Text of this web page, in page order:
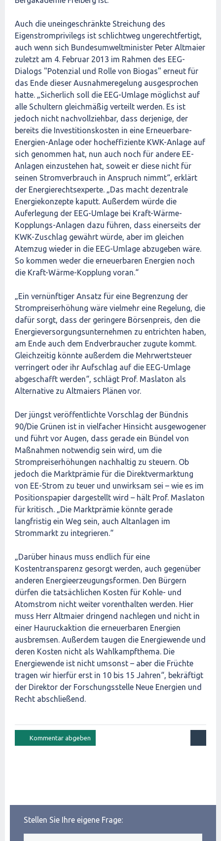
Auch die uneingeschränkte Streichung des
Eigenstromprivilegs ist schlichtweg ungerechtfertigt,
auch wenn sich Bundesumweltminister Peter Altmaier
zuletzt am 4. Februar 2013 im Rahmen des EEG-
Dialogs "Potenzial und Rolle von Biogas" erneut für
das Ende dieser Ausnahmeregelung ausgesprochen
hatte. „Sicherlich soll die EEG-Umlage möglichst auf
alle Schultern gleichmäßig verteilt werden. Es ist
jedoch nicht nachvollziehbar, dass derjenige, der
bereits die Investitionskosten in eine Erneuerbare-
Energien-Anlage oder hocheffiziente KWK-Anlage auf
sich genommen hat, nun auch noch für andere EE-
Anlagen einzustehen hat, soweit er diese nicht für
seinen Stromverbrauch in Anspruch nimmt“, erklärt
der Energierechtsexperte. „Das macht dezentrale
Energiekonzepte kaputt. Außerdem würde die
Auferlegung der EEG-Umlage bei Kraft-Wärme-
Kopplungs-Anlagen dazu führen, dass einerseits der
KWK-Zuschlag gewährt würde, aber im gleichen
Atemzug wieder in die EEG-Umlage abzugeben wäre.
So kommen weder die erneuerbaren Energien noch
die Kraft-Wärme-Kopplung voran.“
„Ein vernünftiger Ansatz für eine Begrenzung der
Strompreiserhöhung wäre vielmehr eine Regelung, die
dafür sorgt, dass der geringere Börsenpreis, den die
Energieversorgungsunternehmen zu entrichten haben,
am Ende auch dem Endverbraucher zugute kommt.
Gleichzeitig könnte außerdem die Mehrwertsteuer
verringert oder ihr Aufschlag auf die EEG-Umlage
abgeschafft werden“, schlägt Prof. Maslaton als
Alternative zu Altmaiers Plänen vor.
Der jüngst veröffentlichte Vorschlag der Bündnis
90/Die Grünen ist in vielfacher Hinsicht ausgewogener
und führt vor Augen, dass gerade ein Bündel von
Maßnahmen notwendig sein wird, um die
Strompreiserhöhungen nachhaltig zu steuern. Ob
jedoch die Marktprämie für die Direktvermarktung
von EE-Strom zu teuer und unwirksam sei – wie es im
Positionspapier dargestellt wird – hält Prof. Maslaton
für kritisch. „Die Marktprämie könnte gerade
langfristig ein Weg sein, auch Altanlagen im
Strommarkt zu integrieren.“
„Darüber hinaus muss endlich für eine
Kostentransparenz gesorgt werden, auch gegenüber
anderen Energieerzeugungsformen. Den Bürgern
dürfen die tatsächlichen Kosten für Kohle- und
Atomstrom nicht weiter vorenthalten werden. Hier
muss Herr Altmaier dringend nachlegen und nicht in
einer Hauruckaktion die erneuerbaren Energien
ausbremsen. Außerdem taugen die Energiewende und
deren Kosten nicht als Wahlkampfthema. Die
Energiewende ist nicht umsonst – aber die Früchte
tragen wir hierfür erst in 10 bis 15 Jahren“, bekräftigt
der Direktor der Forschungsstelle Neue Energien und
Recht abschließend.
Stellen Sie Ihre eigene Frage: